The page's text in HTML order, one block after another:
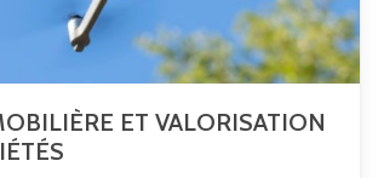
ET VALORISATION